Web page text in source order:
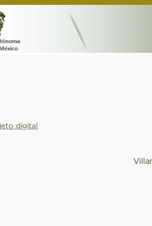
digital